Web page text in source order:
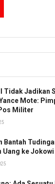
Tidak Jadikan
Mote:
Militer
Bantah
Uang ke